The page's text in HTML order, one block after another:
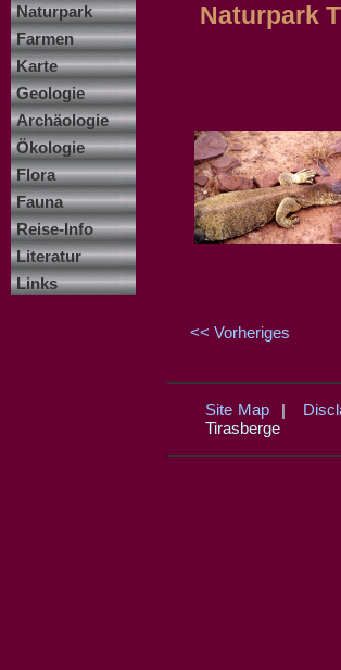
Naturpark
Farmen
Karte
Geologie
Archäologie
Ökologie
Flora
Fauna
Reise-Info
Literatur
Links
Naturpark
<< Vorheriges
Site Map
Tirasberge